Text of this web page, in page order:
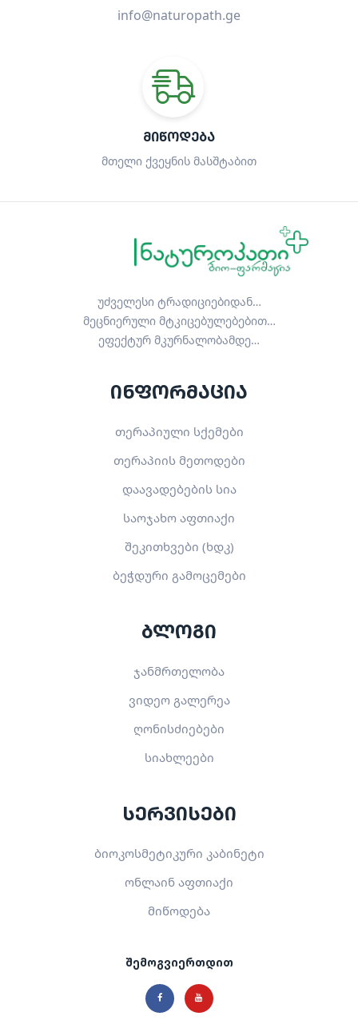
info@naturopath.ge
ᲛᲘᲬᲝᲓᲔᲑᲐ
მთელი ქვეყნის მასშტაბით
უძველესი ტრადიციებიდან…
მეცნიერული მტკიცებულებებით…
ეფექტურ მკურნალობამდე…
ინფორმაცია
თერაპიული სქემები
თერაპიის მეთოდები
დაავადებების სია
საოჯახო აფთიაქი
შეკითხვები (ხდკ)
ბეჭდური გამოცემები
ბლოგი
ჯანმრთელობა
ვიდეო გალერეა
ღონისძიებები
სიახლეები
სერვისები
ბიოკოსმეტიკური კაბინეტი
ონლაინ აფთიაქი
მიწოდება
შემოგვიერთდით